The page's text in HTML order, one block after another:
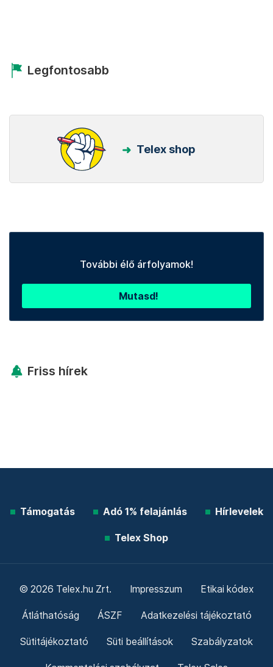
Legfontosabb
Telex shop
További élő árfolyamok!
Mutasd!
Friss hírek
Támogatás Adó 1% felajánlás Hírlevelek
Telex Shop
© 2026 Telex.hu Zrt. Impresszum Etikai kódex
Átláthatóság ÁSZF Adatkezelési tájékoztató
Sütitájékoztató Süti beállítások Szabályzatok